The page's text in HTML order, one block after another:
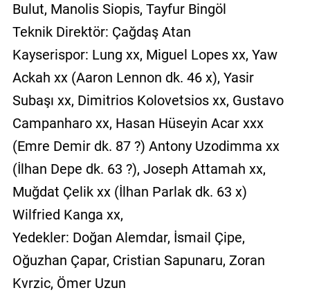
Bulut, Manolis Siopis, Tayfur Bingöl
Teknik Direktör: Çağdaş Atan
Kayserispor: Lung xx, Miguel Lopes xx, Yaw
Ackah xx (Aaron Lennon dk. 46 x), Yasir
Subaşı xx, Dimitrios Kolovetsios xx, Gustavo
Campanharo xx, Hasan Hüseyin Acar xxx
(Emre Demir dk. 87 ?) Antony Uzodimma xx
(İlhan Depe dk. 63 ?), Joseph Attamah xx,
Muğdat Çelik xx (İlhan Parlak dk. 63 x)
Wilfried Kanga xx,
Yedekler: Doğan Alemdar, İsmail Çipe,
Oğuzhan Çapar, Cristian Sapunaru, Zoran
Kvrzic, Ömer Uzun